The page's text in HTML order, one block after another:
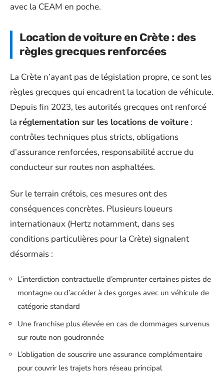
avec la CEAM en poche.
Location de voiture en Crète : des
règles grecques renforcées
La Crète n’ayant pas de législation propre, ce sont les
règles grecques qui encadrent la location de véhicule.
Depuis fin 2023, les autorités grecques ont renforcé
la réglementation sur les locations de voiture :
contrôles techniques plus stricts, obligations
d’assurance renforcées, responsabilité accrue du
conducteur sur routes non asphaltées.
Sur le terrain crétois, ces mesures ont des
conséquences concrètes. Plusieurs loueurs
internationaux (Hertz notamment, dans ses
conditions particulières pour la Crète) signalent
désormais :
L’interdiction contractuelle d’emprunter certaines pistes de
montagne ou d’accéder à des gorges avec un véhicule de
catégorie standard
Une franchise plus élevée en cas de dommages survenus
sur route non goudronnée
L’obligation de souscrire une assurance complémentaire
pour couvrir les trajets hors réseau principal